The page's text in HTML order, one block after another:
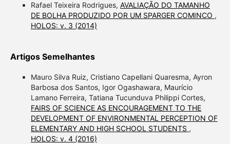
Rafael Teixeira Rodrigues, AVALIAÇÃO DO TAMANHO
DE BOLHA PRODUZIDO POR UM SPARGER COMINCO ,
HOLOS: v. 3 (2014)
Artigos Semelhantes
Mauro Silva Ruiz, Cristiano Capellani Quaresma, Ayron
Barbosa dos Santos, Igor Ogashawara, Maurício
Lamano Ferreira, Tatiana Tucunduva Philippi Cortes,
FAIRS OF SCIENCE AS ENCOURAGEMENT TO THE
DEVELOPMENT OF ENVIRONMENTAL PERCEPTION OF
ELEMENTARY AND HIGH SCHOOL STUDENTS ,
HOLOS: v. 4 (2016)